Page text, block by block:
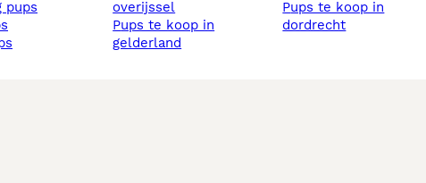
pups
overijssel
pups te koop in
gelderland
pups te koop in
dordrecht